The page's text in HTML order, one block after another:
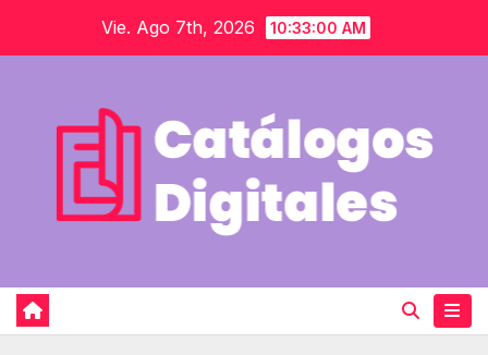
Vie. Ago 7th, 2026 10:33:01 AM